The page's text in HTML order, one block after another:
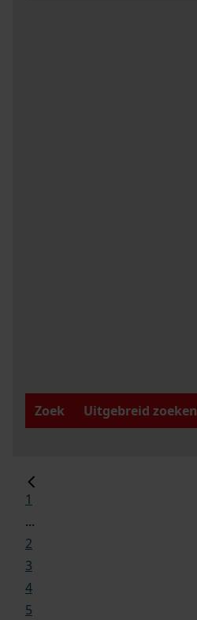
Zoek
Uitgebreid zoeken
1
...
2
3
4
5